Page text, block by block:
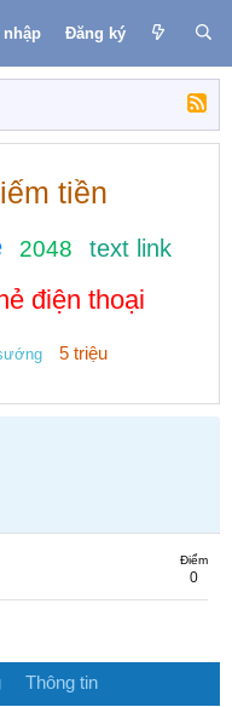
Đăng ký
tiền
2048 text link
điện thoại
5 triệu
Điểm
0
Thông tin